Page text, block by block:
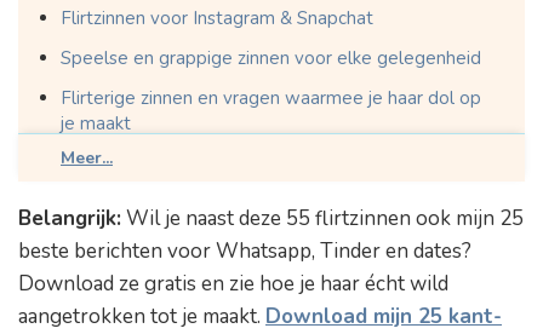
Flirtzinnen voor Instagram & Snapchat
Speelse en grappige zinnen voor elke gelegenheid
Flirterige zinnen en vragen waarmee je haar dol op
je maakt
Flirterige zinnen die leiden tot een date
Sexy flirtzinnen die haar opwinden
Foute flirtzinnen
Hoe je deze flirtzinnen naar een hoger level tilt
Meer...
Belangrijk: Wil je naast deze 55 flirtzinnen ook mijn 25
beste berichten voor Whatsapp, Tinder en dates?
Download ze gratis en zie hoe je haar écht wild
aangetrokken tot je maakt. Download mijn 25 kant-